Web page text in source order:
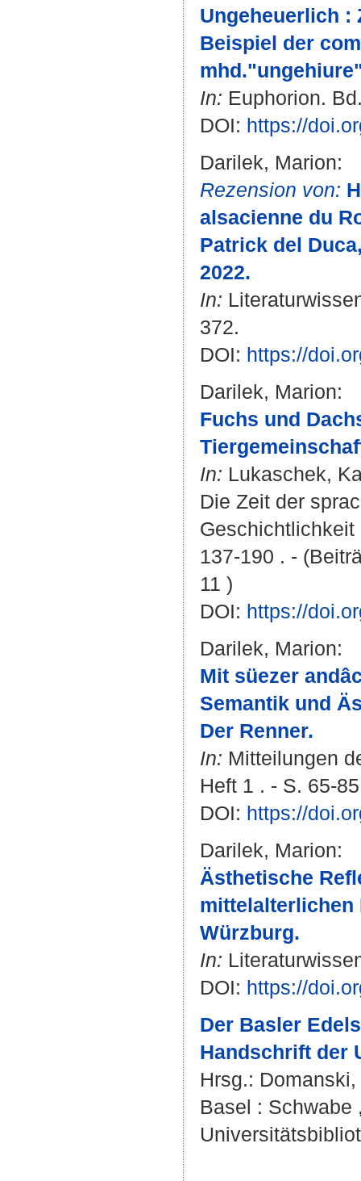
Ungeheuerlich :
Beispiel der
In: Euphorion.
DOI: https://
Darilek, Marion:
Rezension von:
alsacienne du
Patrick del
2022.
In:
372.
DOI: https://
Darilek, Marion:
Fuchs und
In: Lukaschek,
Die Zeit der
Geschichtlichkeit
137-190 . -
11 )
DOI: https://
Darilek, Marion:
Mit süezer
Semantik und
Der Renner.
In: Mitteilungen
Heft 1 . - S. 65-
DOI: https://
Darilek, Marion:
Ästhetische
mittelalterlichen
Würzburg.
In:
DOI: https://
Der Basler
Handschrift der
Hrsg.:
Basel : Schwabe